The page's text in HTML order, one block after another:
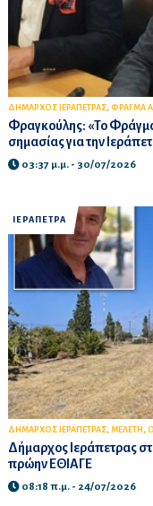
ΔΗΜΑΡΧΟΣ ΙΕΡΑΠΕΤΡΑΣ, ΦΡΑΓΜΑ
Φραγκούλης: «Το Φράγμα
σημασίας για την
03:37 μ.μ. - 30/07/2026
ΙΕΡΑΠΕΤΡΑ
ΔΗΜΑΡΧΟΣ ΙΕΡΑΠΕΤΡΑΣ, ΜΕΛΕΤΗ ,
Δήμαρχος Ιεράπετρας
πρώην ΕΘΙΑΓΕ
08:18 π.μ. - 24/07/2026